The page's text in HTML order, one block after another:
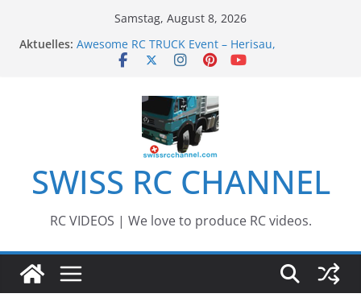
Samstag, August 8, 2026
Aktuelles: Awesome RC TRUCK Event – Herisau,
Switzerland – 2020
13th #AARESCALER RC ADVENTURE TOUR 2018
BEST OF RC Event „Anbaggern 4.0“ – 2019
Awesome RC Timber Truck
SWISS RC CHANNEL
RC VIDEOS | We love to produce RC videos.